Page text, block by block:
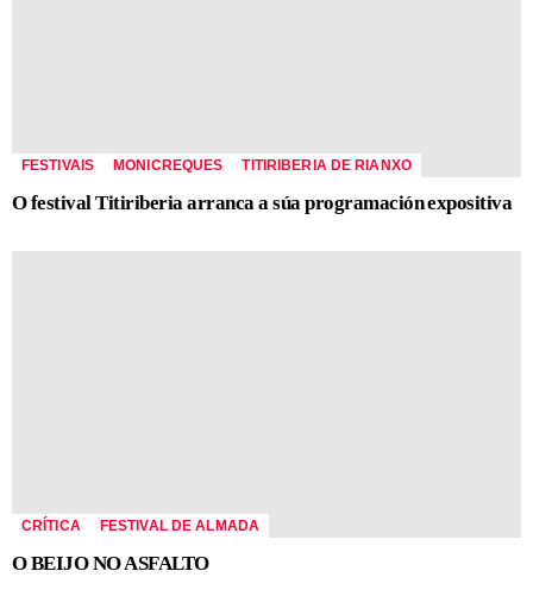
FESTIVAIS MONICREQUES TITIRIBERIA DE RIANXO
O festival Titiriberia arranca a súa programación expositiva
CRÍTICA FESTIVAL DE ALMADA
O BEIJO NO ASFALTO